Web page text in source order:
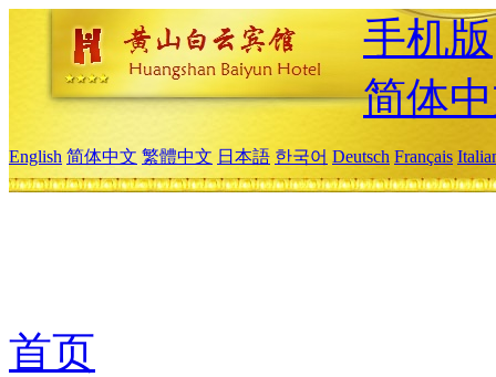
手机版
简体
English 简体中文 繁體中文 日本語 한국어 Deutsch Français
首页